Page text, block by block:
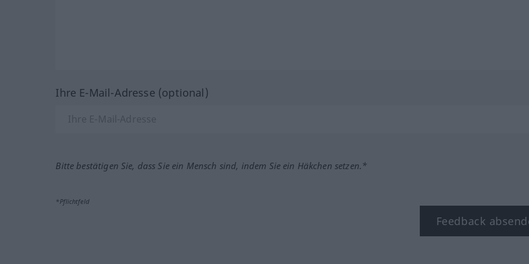
Ihre E-Mail-Adresse (optional)
Bitte bestätigen Sie, dass Sie ein Mensch sind, indem Sie ein Häkchen setzen.*
*Pflichtfeld
Feedback